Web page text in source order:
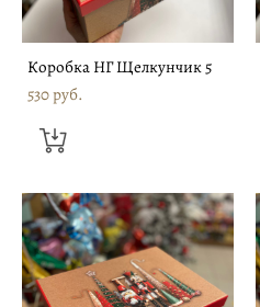
Коробка НГ Щелкунчик 5
530 pуб.